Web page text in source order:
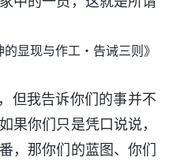
现与作工・告诫三则》
我告诉你们的事并不
果你们只是凭口说说，
，那你们的蓝图、你们